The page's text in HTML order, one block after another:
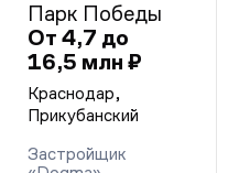
Парк Победы
От 4,7 до
16,5 млн ₽
Краснодар,
Прикубанский
Застройщик